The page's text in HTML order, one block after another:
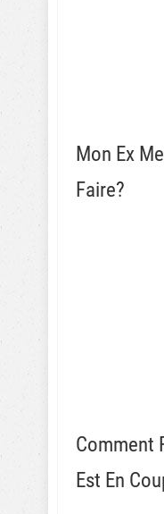
Mon Ex
Faire?
Comment
Est En